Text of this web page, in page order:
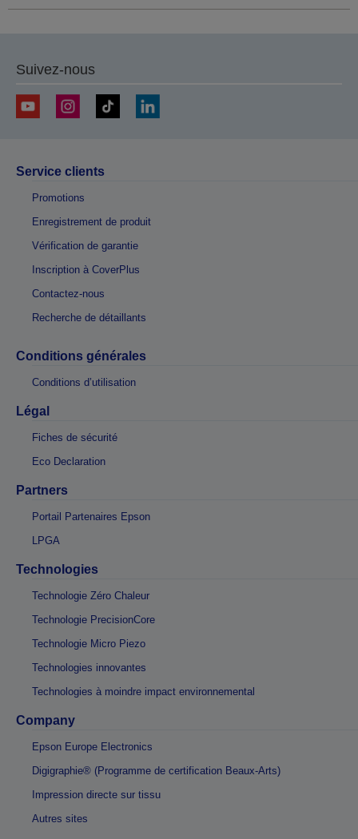
Suivez-nous
Service clients
Promotions
Enregistrement de produit
Vérification de garantie
Inscription à CoverPlus
Contactez-nous
Recherche de détaillants
Conditions générales
Conditions d’utilisation
Légal
Fiches de sécurité
Eco Declaration
Partners
Portail Partenaires Epson
LPGA
Technologies
Technologie Zéro Chaleur
Technologie PrecisionCore
Technologie Micro Piezo
Technologies innovantes
Technologies à moindre impact environnemental
Company
Epson Europe Electronics
Digigraphie® (Programme de certification Beaux-Arts)
Impression directe sur tissu
Autres sites